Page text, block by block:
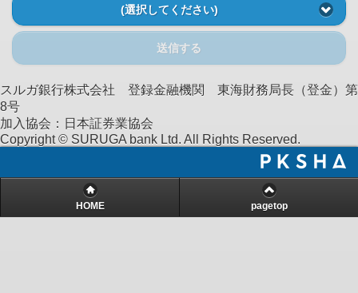
(選択してください)
送信する
スルガ銀行株式会社 登録金融機関 東海財務局長（登金）第
8号
加入協会：日本証券業協会
Copyright © SURUGA bank Ltd. All Rights Reserved.
HOME pagetop